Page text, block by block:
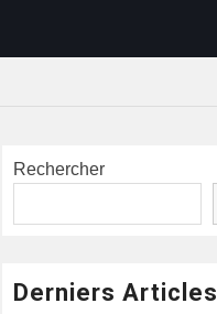
Rechercher
Derniers Articles